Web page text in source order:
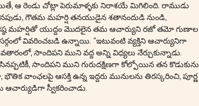
ఆ రెండు చోట్లా పెరుమాళ్ళకు నిరాశయే మిగిలింది. రాముడు
గౌతమ మహర్షి తనయుడైన శతానందుడి నుండి,
మహర్షితో యుద్దం మొదలైన తమ ఆచార్యుని రజో తమో గుణాల
వివరించబడి ఉన్నాయి. “ఇటువంటి వ్యక్తిని ఆచార్యునిగా
సాందిపని ముని వద్ద అన్ని విధ్యలు నేర్చుకున్నాడు.
సాందిపని ముని గురుదక్షిణగా కోల్పోయిన తన కొడుకును
వాంఛలపై ఆసక్తి ఉన్న ఇద్దరు మునులను తిరస్కరించి, పూర్ణ
ఆచార్యుడిగా స్వీకరించాడు.